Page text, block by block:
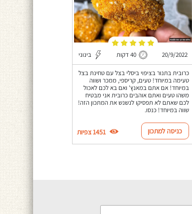
20/9/2022 40 דקות בינוני
כרובית בתנור בציפוי ביסלי בצל עם טחינת בצל
טעימה במיוחד! טעים, קריספי, ממכר ושווה
במיוחד! אם אתם במאנץ' ואם בא לכם לאכול
משהו טעים ואתם אוהבים כרובית אני מבטיח
לכם שאתם לא תפסיקו לנשנש את המתכון הזה!
שווה במיוחד! כנסו.
כניסה למתכון 1451 צפיות